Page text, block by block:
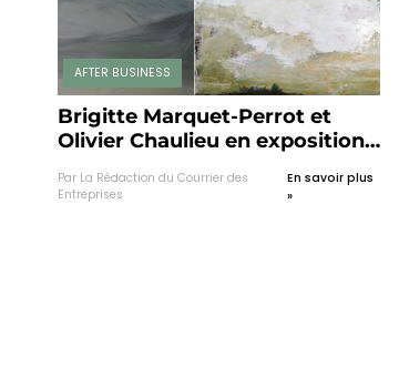
AFTER BUSINESS
Brigitte Marquet-Perrot et
Olivier Chaulieu en exposition
Par La Rédaction du Courrier des
Entreprises
En savoir plus
»